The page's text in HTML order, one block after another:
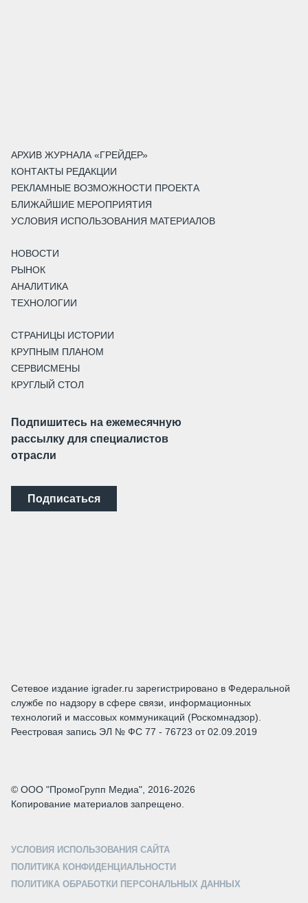
АРХИВ ЖУРНАЛА «ГРЕЙДЕР»
КОНТАКТЫ РЕДАКЦИИ
РЕКЛАМНЫЕ ВОЗМОЖНОСТИ ПРОЕКТА
БЛИЖАЙШИЕ МЕРОПРИЯТИЯ
УСЛОВИЯ ИСПОЛЬЗОВАНИЯ МАТЕРИАЛОВ
НОВОСТИ
РЫНОК
АНАЛИТИКА
ТЕХНОЛОГИИ
СТРАНИЦЫ ИСТОРИИ
КРУПНЫМ ПЛАНОМ
СЕРВИСМЕНЫ
КРУГЛЫЙ СТОЛ
Подпишитесь на ежемесячную
рассылку для специалистов
отрасли
Подписаться
Сетевое издание igrader.ru зарегистрировано в Федеральной
службе по надзору в сфере связи, информационных
технологий и массовых коммуникаций (Роскомнадзор).
Реестровая запись ЭЛ № ФС 77 - 76723 от 02.09.2019
© ООО "ПромоГрупп Медиа", 2016-2026
Копирование материалов запрещено.
УСЛОВИЯ ИСПОЛЬЗОВАНИЯ САЙТА
ПОЛИТИКА КОНФИДЕНЦИАЛЬНОСТИ
ПОЛИТИКА ОБРАБОТКИ ПЕРСОНАЛЬНЫХ ДАННЫХ